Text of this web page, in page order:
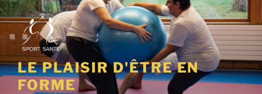
Aller
au
contenu
principal
LE PLAISIR D'ÊTRE EN
FORME